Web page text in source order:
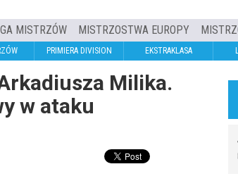
MISTRZÓW MISTRZOSTWA EUROPY
PRIMIERA DIVISION EKSTRAKLASA
Milika.
w ataku